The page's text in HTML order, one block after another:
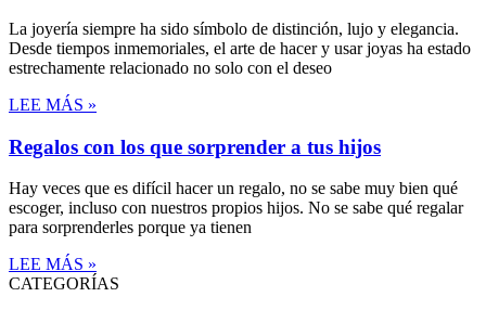
La joyería siempre ha sido símbolo de distinción, lujo y elegancia.
Desde tiempos inmemoriales, el arte de hacer y usar joyas ha estado
estrechamente relacionado no solo con el deseo
LEE MÁS »
Regalos con los que sorprender a tus hijos
Hay veces que es difícil hacer un regalo, no se sabe muy bien qué
escoger, incluso con nuestros propios hijos. No se sabe qué regalar
para sorprenderles porque ya tienen
LEE MÁS »
CATEGORÍAS